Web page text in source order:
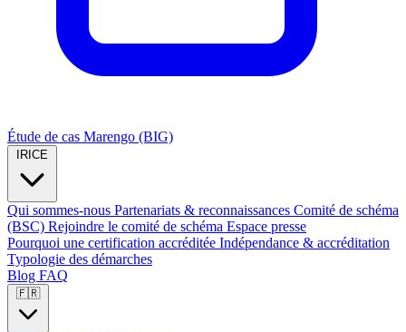
Étude de cas Marengo (BIG)
IRICE
Qui sommes-nous Partenariats & reconnaissances Comité de schéma
(BSC) Rejoindre le comité de schéma Espace presse
Pourquoi une certification accréditée Indépendance & accréditation
Typologie des démarches
Blog FAQ
🇫🇷